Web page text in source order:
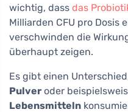
wichtig, dass das
Milliarden CFU pro Dosis
verschwinden die
überhaupt zeigen.
Es gibt einen
Pulver oder
Lebensmitteln